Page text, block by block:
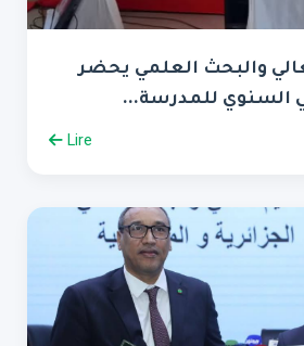
والبحث العلمي يحضر
السنوي للمدرسة...
Lire